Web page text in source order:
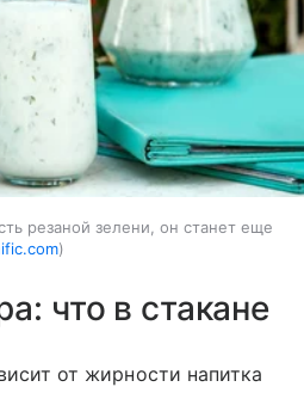
резаной зелени, он станет еще
что в стакане
от жирности напитка